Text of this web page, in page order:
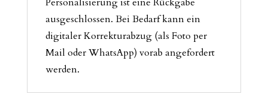
ausgeschlossen. Bei Bedarf kann ein
digitaler Korrekturabzug (als Foto per
Mail oder WhatsApp) vorab angefordert
werden.